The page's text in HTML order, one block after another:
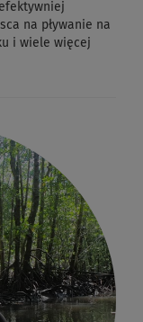
na pływanie na
i wiele więcej